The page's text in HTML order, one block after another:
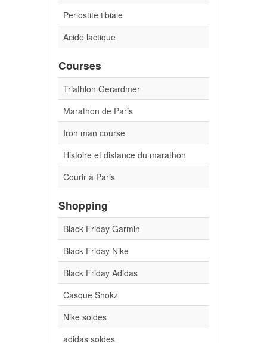
Periostite tibiale
Acide lactique
Courses
Triathlon Gerardmer
Marathon de Paris
Iron man course
Histoire et distance du marathon
Courir à Paris
Shopping
Black Friday Garmin
Black Friday Nike
Black Friday Adidas
Casque Shokz
Nike soldes
adidas soldes